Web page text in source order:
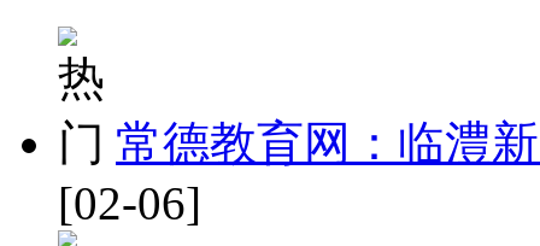
常德教育网：临澧
[02-06]